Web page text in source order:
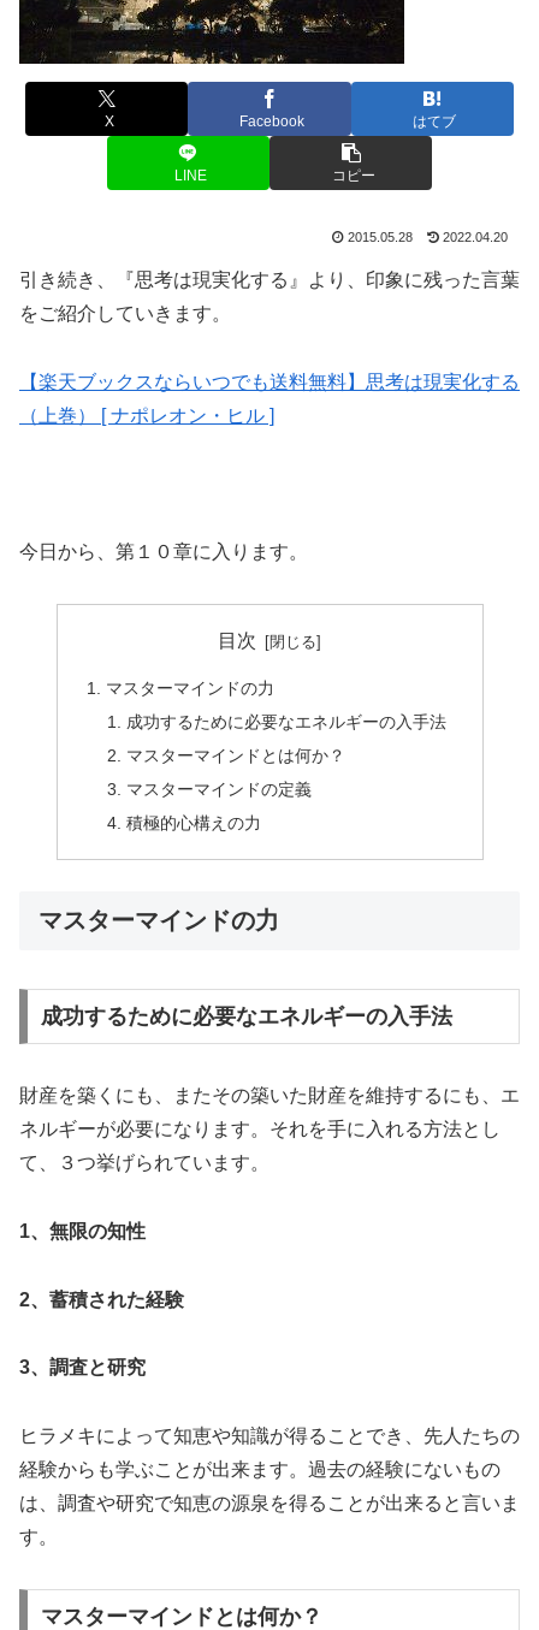
X Facebook はてブ
LINE コピー
2015.05.28 2022.04.20
引き続き、『思考は現実化する』より、印象に残った言葉
をご紹介していきます。
【楽天ブックスならいつでも送料無料】思考は現実化する
（上巻） [ ナポレオン・ヒル ]
今日から、第１０章に入ります。
目次
マスターマインドの力
成功するために必要なエネルギーの入手法
マスターマインドとは何か？
マスターマインドの定義
積極的心構えの力
マスターマインドの力
成功するために必要なエネルギーの入手法
財産を築くにも、またその築いた財産を維持するにも、エ
ネルギーが必要になります。それを手に入れる方法とし
て、３つ挙げられています。
1、無限の知性
2、蓄積された経験
3、調査と研究
ヒラメキによって知恵や知識が得ることでき、先人たちの
経験からも学ぶことが出来ます。過去の経験にないもの
は、調査や研究で知恵の源泉を得ることが出来ると言いま
す。
マスターマインドとは何か？